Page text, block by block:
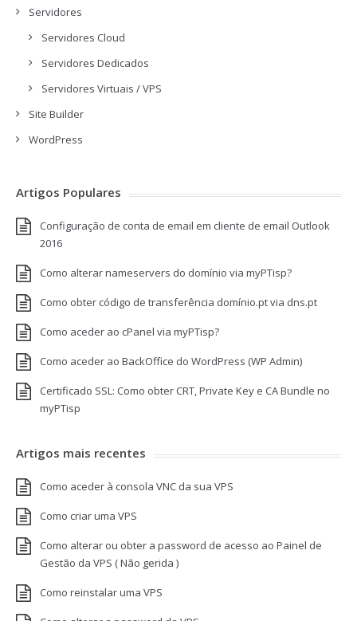
Servidores
Servidores Cloud
Servidores Dedicados
Servidores Virtuais / VPS
Site Builder
WordPress
Artigos Populares
Configuração de conta de email em cliente de email Outlook
2016
Como alterar nameservers do domínio via myPTisp?
Como obter código de transferência domínio.pt via dns.pt
Como aceder ao cPanel via myPTisp?
Como aceder ao BackOffice do WordPress (WP Admin)
Certificado SSL: Como obter CRT, Private Key e CA Bundle no
myPTisp
Artigos mais recentes
Como aceder à consola VNC da sua VPS
Como criar uma VPS
Como alterar ou obter a password de acesso ao Painel de
Gestão da VPS ( Não gerida )
Como reinstalar uma VPS